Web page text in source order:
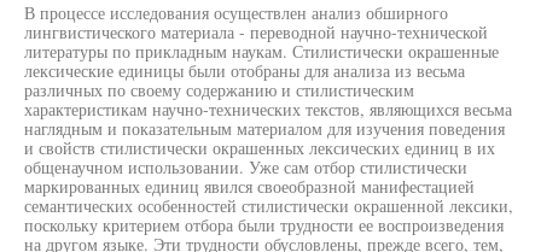
В процессе исследования осуществлен анализ обширного
лингвистического материала - переводной научно-технической
литературы по прикладным наукам. Стилистически окрашенные
лексические единицы были отобраны для анализа из весьма
различных по своему содержанию и стилистическим
характеристикам научно-технических текстов, являющихся весьма
наглядным и показательным материалом для изучения поведения
и свойств стилистически окрашенных лексических единиц в их
общенаучном использовании. Уже сам отбор стилистически
маркированных единиц явился своеобразной манифестацией
семантических особенностей стилистически окрашенной лексики,
поскольку критерием отбора были трудности ее воспроизведения
на другом языке. Эти трудности обусловлены, прежде всего, тем,